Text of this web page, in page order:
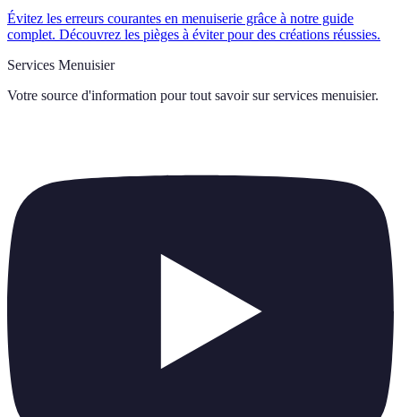
Évitez les erreurs courantes en menuiserie grâce à notre guide
complet. Découvrez les pièges à éviter pour des créations réussies.
Services Menuisier
Votre source d'information pour tout savoir sur services menuisier.